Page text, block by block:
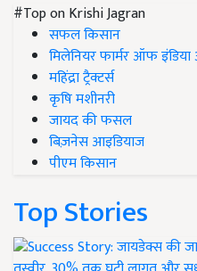
#Top on Krishi Jagran
सफल किसान
मिलेनियर फार्मर ऑफ इंडिया
महिंद्रा ट्रैक्टर्स
कृषि मशीनरी
जायद की फसल
बिज़नेस आइडियाज
पीएम किसान
Top Stories